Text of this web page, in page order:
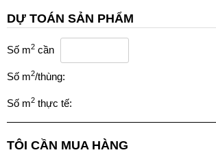
DỰ TOÁN SẢN PHẨM
Số m2 cần
Số m2/thùng:
Số m2 thực tế:
TÔI CẦN MUA HÀNG